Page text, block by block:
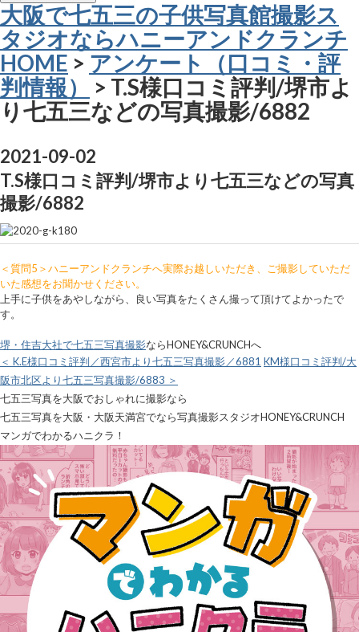
大阪で七五三の子供写真館撮影ス
タジオならハニーアンドクランチ
HOME > アンケート（口コミ・評
判情報）
> T.S様口コミ評判/堺市よ
り七五三などの写真撮影/6882
2021-09-02
T.S様口コミ評判/堺市より七五三などの写真
撮影/6882
＜質問5＞ハニーアンドクランチへ実際お越しいただき、ご撮影していただ
いた感想をお聞かせください。
上手に子供をあやしながら、良い写真をたくさん撮って頂けてよかったで
す。
堺・住吉大社で七五三写真撮影ならHONEY&CRUNCHへ
＜ K.E様口コミ評判／西宮市より七五三写真撮影／6881 KM様口コミ評判/大
阪市北区より七五三写真撮影/6883 ＞
七五三写真を大阪でおしゃれに撮影なら
七五三写真を大阪・大阪天満宮でなら写真撮影スタジオHONEY&CRUNCH
マンガでわかるハニクラ！